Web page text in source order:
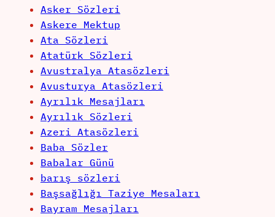
Asker Sözleri
Askere Mektup
Ata Sözleri
Atatürk Sözleri
Avustralya Atasözleri
Avusturya Atasözleri
Ayrılık Mesajları
Ayrılık Sözleri
Azeri Atasözleri
Baba Sözler
Babalar Günü
barış sözleri
Başsağlığı Taziye Mesaları
Bayram Mesajları